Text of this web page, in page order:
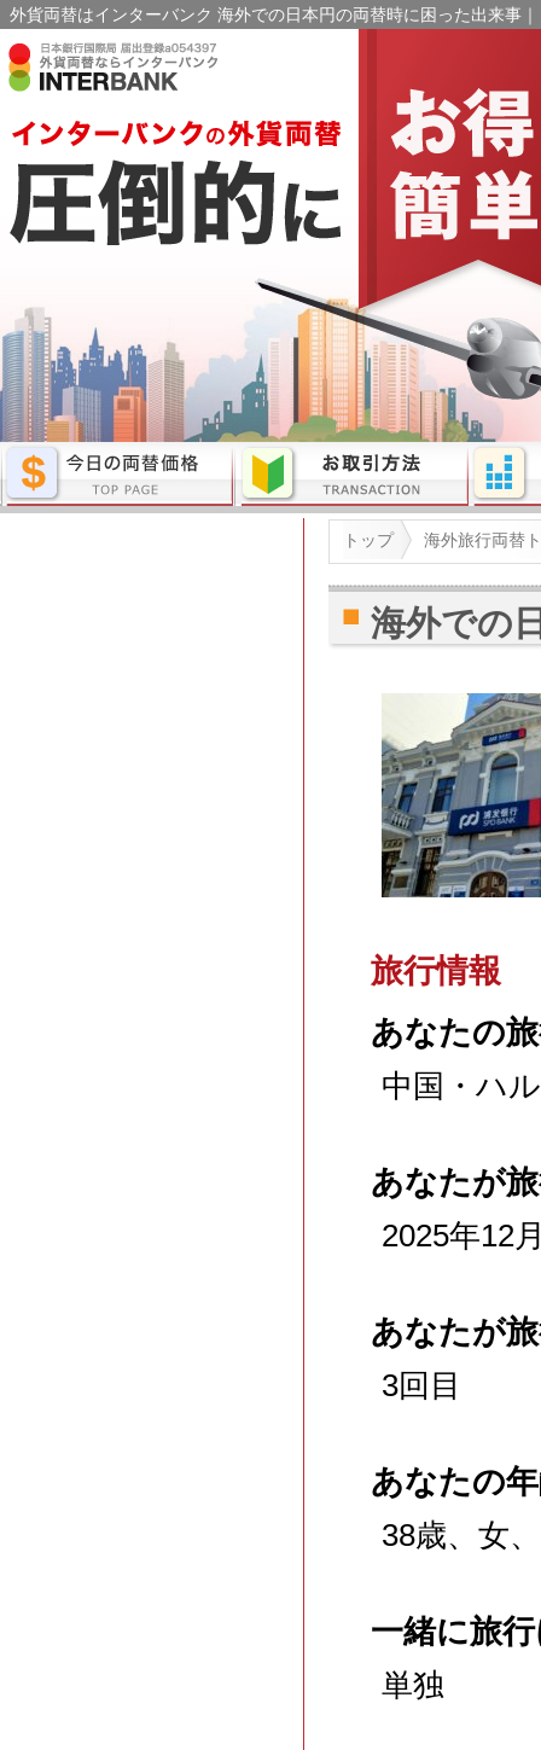
外貨両替はインターバンク 海外での日本円の両替時に困った出来事
トップ 海外旅行両替
海外での
旅行情報
あなたの
中国・ハ
あなたが
2025年12
あなたが
3回目
あなたの
38歳、女
一緒に旅
単独